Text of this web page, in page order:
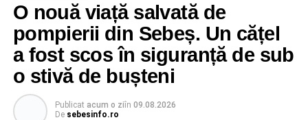
O nouă viață salvată de
pompierii din Sebeș. Un cățel
a fost scos în siguranță de sub
o stivă de bușteni
Publicat acum o ziîn 09.08.2026
De sebesinfo.ro